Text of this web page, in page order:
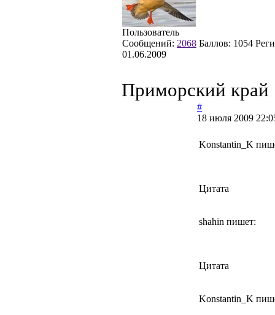
Пользователь
Сообщений: 2068 Баллов: 1054
01.06.2009
Приморский край
#
18 июля 2009
Konstantin_K
Цитата
shahin пишет:
Цитата
Konstantin_K